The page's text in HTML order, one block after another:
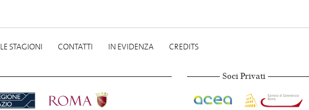
LE STAGIONI CONTATTI IN EVIDENZA CREDITS
Soci Privati